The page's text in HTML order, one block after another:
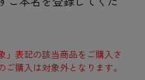
表記の該当商品をご購入さ
購入は対象外となります。